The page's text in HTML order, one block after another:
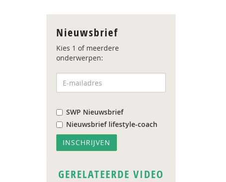
Nieuwsbrief
Kies 1 of meerdere
onderwerpen:
SWP Nieuwsbrief
Nieuwsbrief lifestyle-coach
GERELATEERDE VIDEO